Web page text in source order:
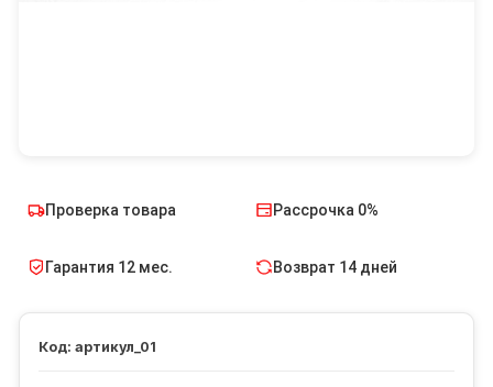
Проверка товара Рассрочка 0%
Гарантия 12 мес. Возврат 14 дней
артикул_01